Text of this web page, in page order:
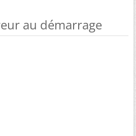
au démarrage